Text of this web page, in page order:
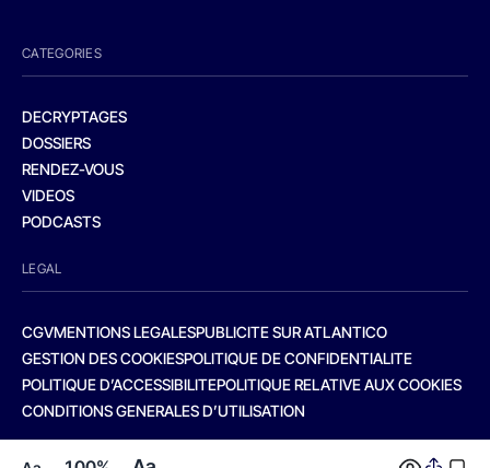
CATEGORIES
DECRYPTAGES
DOSSIERS
RENDEZ-VOUS
VIDEOS
PODCASTS
LEGAL
CGVMENTIONS LEGALESPUBLICITE SUR ATLANTICO
GESTION DES COOKIESPOLITIQUE DE CONFIDENTIALITE
POLITIQUE D’ACCESSIBILITEPOLITIQUE RELATIVE AUX COOKIES
CONDITIONS GENERALES D’UTILISATION